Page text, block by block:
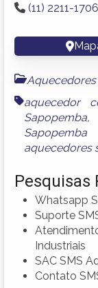
(11) 2211-1706
aquecedor
Sapopemba
Sapopemba
aquecedores
Pesquisas
Whatsapp
Suporte
Industriais
SAC SMS
Contato